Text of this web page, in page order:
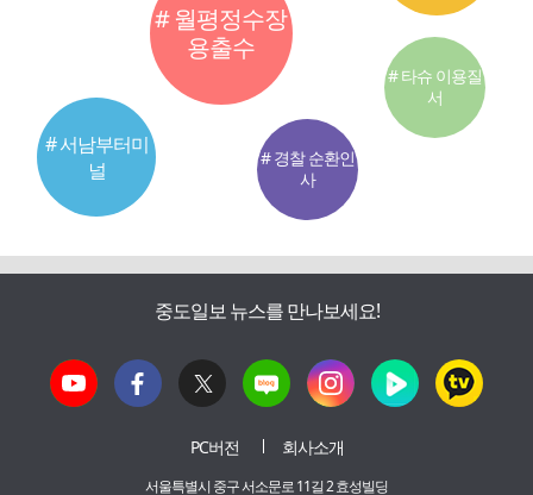
# 월평정수장
용출수
# 서남부터미
널
# 경찰 순환인
사
# 타슈 이용질
서
중도일보 뉴스를 만나보세요!
PC버전 회사소개
서울특별시 중구 서소문로 11길 2 효성빌딩